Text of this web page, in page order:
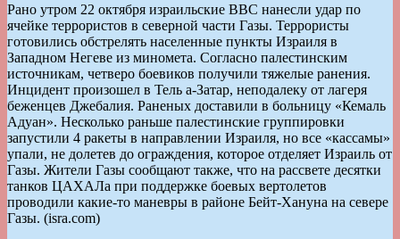
Рано утром 22 октября израильские ВВС нанесли удар по
ячейке террористов в северной части Газы. Террористы
готовились обстрелять населенные пункты Израиля в
Западном Негеве из миномета. Согласно палестинским
источникам, четверо боевиков получили тяжелые ранения.
Инцидент произошел в Тель а-Затар, неподалеку от лагеря
беженцев Джебалия. Раненых доставили в больницу «Кемаль
Адуан». Несколько раньше палестинские группировки
запустили 4 ракеты в направлении Израиля, но все «кассамы»
упали, не долетев до ограждения, которое отделяет Израиль от
Газы. Жители Газы сообщают также, что на рассвете десятки
танков ЦАХАЛа при поддержке боевых вертолетов
проводили какие-то маневры в районе Бейт-Хануна на севере
Газы. (isra.com)